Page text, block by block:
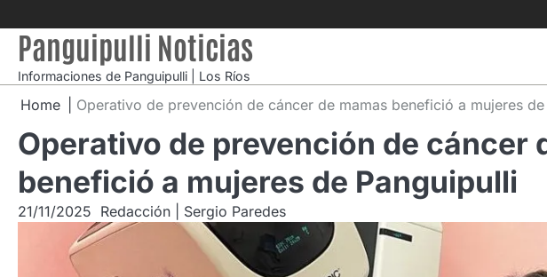
to
contentPanguipulli Noticias
Informaciones de Panguipulli | Los Ríos
Home Operativo de prevención de cáncer de mamas benefició a mujeres
Operativo de prevención de cáncer
benefició a mujeres de Panguipulli
21/11/2025 Redacción | Sergio Paredes